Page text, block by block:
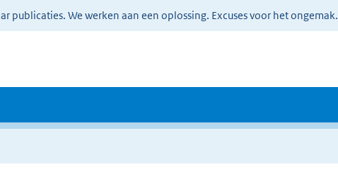
publicaties. We werken aan een oplossing. Excuses voor het ongemak.